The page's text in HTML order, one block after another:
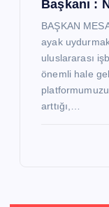
Başkanı :
BAŞKAN
ayak
uluslararası
önemli hale
arttığı,…